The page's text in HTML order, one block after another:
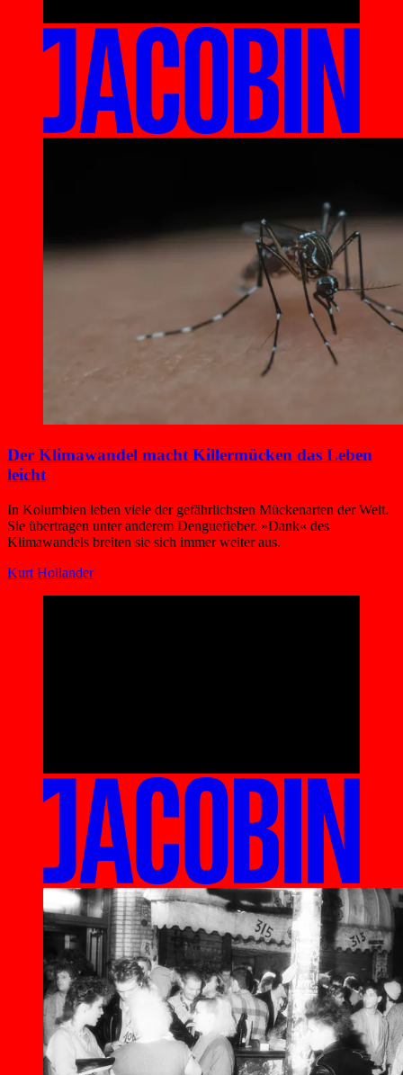
Der Klimawandel macht Killermücken das Leben
leicht
In Kolumbien leben viele der gefährlichsten Mückenarten der Welt.
Sie übertragen unter anderem Denguefieber. »Dank« des
Klimawandels breiten sie sich immer weiter aus.
Kurt Hollander